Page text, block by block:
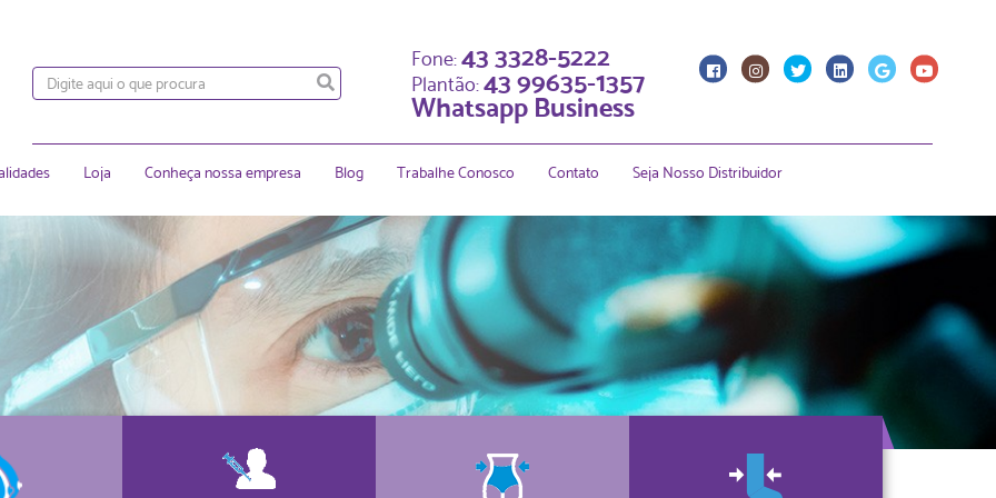
Fone:43 3328-5222
Plantão:43 99635-1357
Whatsapp Business
Loja Conheça nossa empresa Blog Trabalhe Conosco Contato Seja Nosso Distribuidor